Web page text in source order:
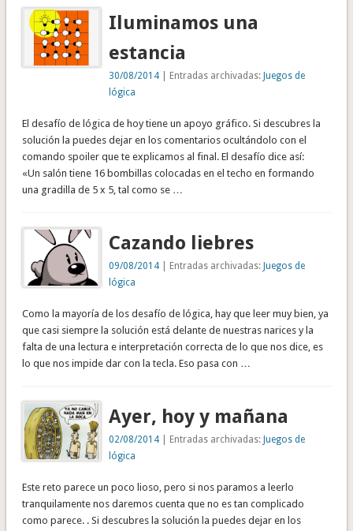
Iluminamos una
estancia
30/08/2014 | Entradas archivadas:Juegos de
lógica
El desafío de lógica de hoy tiene un apoyo gráfico. Si descubres la
solución la puedes dejar en los comentarios ocultándolo con el
comando spoiler que te explicamos al final. El desafío dice así:
«Un salón tiene 16 bombillas colocadas en el techo en formando
una gradilla de 5 x 5, tal como se …
Cazando liebres
09/08/2014 | Entradas archivadas:Juegos de
lógica
Como la mayoría de los desafío de lógica, hay que leer muy bien, ya
que casi siempre la solución está delante de nuestras narices y la
falta de una lectura e interpretación correcta de lo que nos dice, es
lo que nos impide dar con la tecla. Eso pasa con …
Ayer, hoy y mañana
02/08/2014 | Entradas archivadas:Juegos de
lógica
Este reto parece un poco lioso, pero si nos paramos a leerlo
tranquilamente nos daremos cuenta que no es tan complicado
como parece. . Si descubres la solución la puedes dejar en los